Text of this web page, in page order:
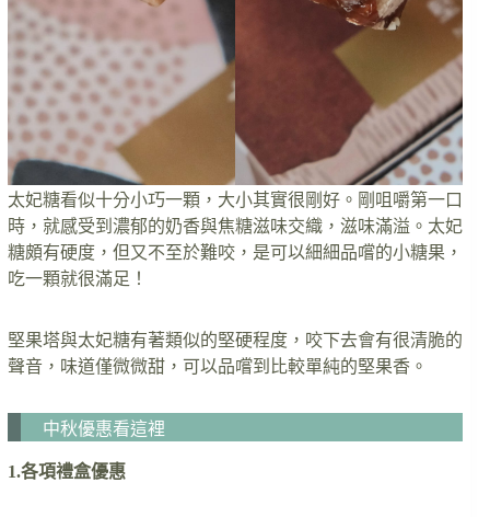
太妃糖看似十分小巧一顆，大小其實很剛好。剛咀嚼第一口
時，就感受到濃郁的奶香與焦糖滋味交織，滋味滿溢。太妃
糖頗有硬度，但又不至於難咬，是可以細細品嚐的小糖果，
吃一顆就很滿足！
堅果塔與太妃糖有著類似的堅硬程度，咬下去會有很清脆的
聲音，味道僅微微甜，可以品嚐到比較單純的堅果香。
中秋優惠看這裡
1.各項禮盒優惠